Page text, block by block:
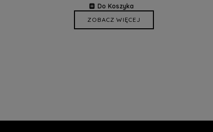
Do Koszyka
ZOBACZ WIĘCEJ